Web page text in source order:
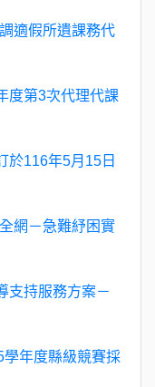
適假所遺課務代
度第3次代理代課
於116年5月15日
網－急難紓困實
支持服務方案－
年度縣級競賽採